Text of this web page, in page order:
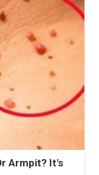
Armpit? It's